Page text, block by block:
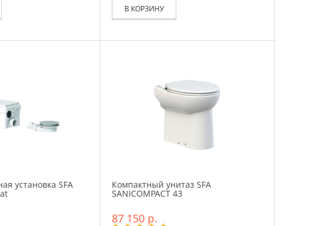
В КОРЗИНУ
установка SFA Компактный унитаз SFA
SANICOMPACT 43
87 150 р.